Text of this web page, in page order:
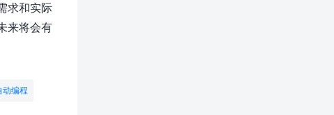
求和实际
来将会有
动编程